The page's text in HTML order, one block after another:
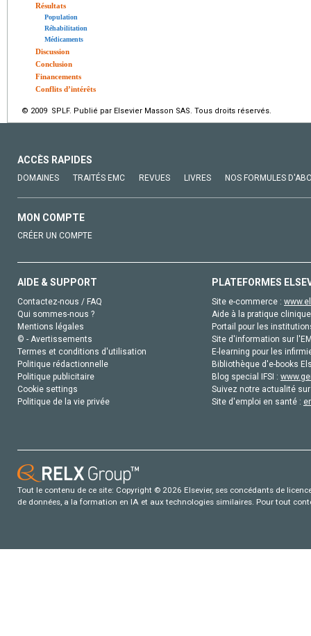
Résultats
Population
Réhabilitation
Médicaments
Discussion
Conclusion
Financements
Conflits d’intérêts
© 2009 SPLF. Publié par Elsevier Masson SAS. Tous droits réservés.
ACCÈS RAPIDES
DOMAINES TRAITÉS EMC REVUES LIVRES NOS FORMULES
MON COMPTE
CRÉER UN COMPTE
AIDE & SUPPORT
Contactez-nous / FAQ
Qui sommes-nous ?
Mentions légales
© - Avertissements
Termes et conditions d'utilisation
Politique rédactionnelle
Politique publicitaire
Cookie settings
Politique de la vie privée
PLATEFORMES
Site e-commerce :
Aide à la pratique
Portail pour les
Site d'information sur
E-learning pour les
Bibliothèque d'e-books
Blog special IFSI :
Suivez notre actualité
Site d'emploi en santé :
Tout le contenu de ce site: Copyright © 2026 Elsevier, ses concédants de
de données, a la formation en IA et aux technologies similaires. Pour tout